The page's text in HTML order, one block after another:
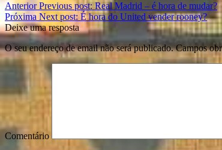
Anterior Previous post: Real Madrid – é hora de mudar?
Próxima Next post: É hora do United vender rooney?
Deixe uma resposta
O seu endereço de email não será publicado.Campos
Comentário